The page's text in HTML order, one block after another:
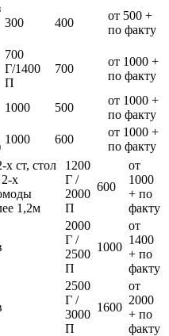
300 400
от 500 +
по факту
700
Г/1400
П
700
от 1000 +
по факту
1000 500
от 1000 +
по факту
1000 600
от 1000 +
по факту
ст, стол
х
1,2м
1200
Г /
2000
П
600
от
1000
+ по
факту
2000
Г /
2500
П
1000
от
1400
+ по
факту
2500
Г /
3000
П
1600
от
2000
+ по
факту